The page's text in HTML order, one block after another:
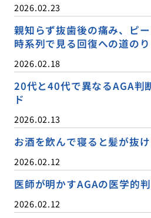
2026.02.23
親知らず抜歯後の痛み、ピ
時系列で見る回復への道のり
2026.02.18
20代と40代で異なるAGA判
ド
2026.02.13
お酒を飲んで寝ると髪が抜
2026.02.12
医師が明かすAGAの医学的
2026.02.12